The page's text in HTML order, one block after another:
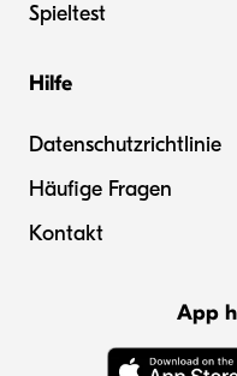
Spieltest
Hilfe
Datenschutzrichtlinie
Häufige Fragen
Kontakt
App